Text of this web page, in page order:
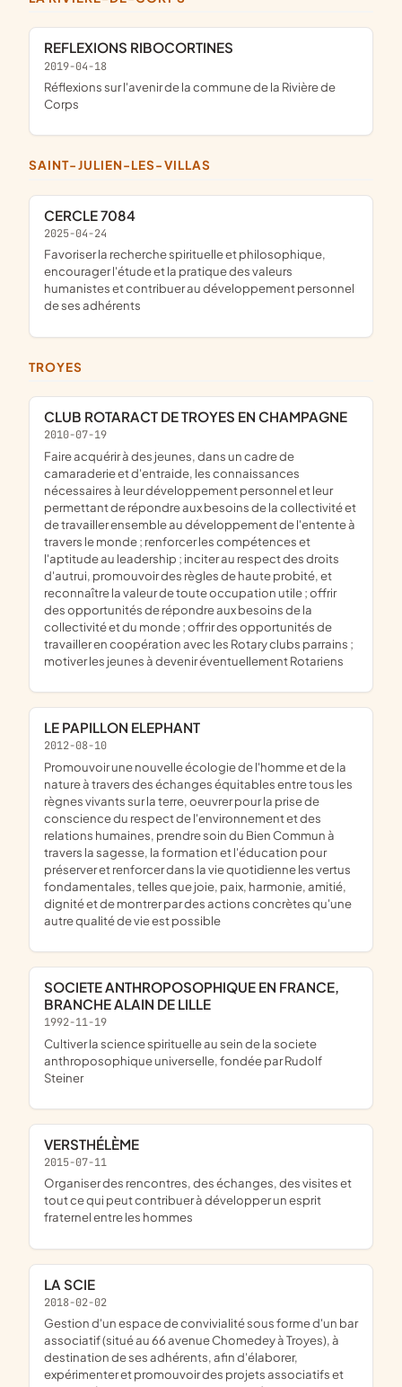
REFLEXIONS RIBOCORTINES
2019-04-18
Réflexions sur l'avenir de la commune de la Rivière de
Corps
SAINT-JULIEN-LES-VILLAS
CERCLE 7084
2025-04-24
Favoriser la recherche spirituelle et philosophique,
encourager l'étude et la pratique des valeurs
humanistes et contribuer au développement personnel
de ses adhérents
TROYES
CLUB ROTARACT DE TROYES EN CHAMPAGNE
2010-07-19
faire acquérir à des jeunes, dans un cadre de
camaraderie et d'entraide, les connaissances
nécessaires à leur développement personnel et leur
permettant de répondre aux besoins de la collectivité et
de travailler ensemble au développement de l'entente à
travers le monde ; renforcer les compétences et
l'aptitude au leadership ; inciter au respect des droits
d'autrui, promouvoir des règles de haute probité, et
reconnaître la valeur de toute occupation utile ; offrir
des opportunités de répondre aux besoins de la
collectivité et du monde ; offrir des opportunités de
travailler en coopération avec les Rotary clubs parrains ;
motiver les jeunes à devenir éventuellement Rotariens
LE PAPILLON ELEPHANT
2012-08-10
promouvoir une nouvelle écologie de l'homme et de la
nature à travers des échanges équitables entre tous les
règnes vivants sur la terre, oeuvrer pour la prise de
conscience du respect de l'environnement et des
relations humaines, prendre soin du Bien Commun à
travers la sagesse, la formation et l'éducation pour
préserver et renforcer dans la vie quotidienne les vertus
fondamentales, telles que joie, paix, harmonie, amitié,
dignité et de montrer par des actions concrètes qu'une
autre qualité de vie est possible
SOCIETE ANTHROPOSOPHIQUE EN FRANCE,
BRANCHE ALAIN DE LILLE
1992-11-19
cultiver la science spirituelle au sein de la societe
anthroposophique universelle, fondée par Rudolf
Steiner
VERSTHÉLÈME
2015-07-11
organiser des rencontres, des échanges, des visites et
tout ce qui peut contribuer à développer un esprit
fraternel entre les hommes
LA SCIE
2018-02-02
gestion d'un espace de convivialité sous forme d'un bar
associatif (situé au 66 avenue Chomedey à Troyes), à
destination de ses adhérents, afin d'élaborer,
expérimenter et promouvoir des projets associatifs et